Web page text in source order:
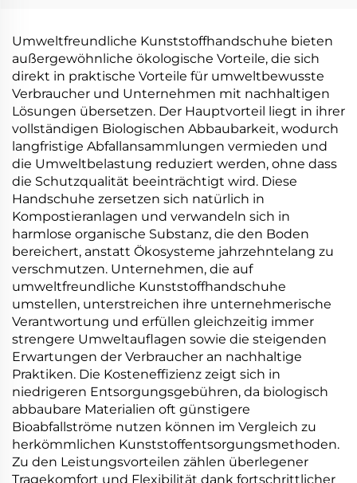
Umweltfreundliche Kunststoffhandschuhe bieten
außergewöhnliche ökologische Vorteile, die sich
direkt in praktische Vorteile für umweltbewusste
Verbraucher und Unternehmen mit nachhaltigen
Lösungen übersetzen. Der Hauptvorteil liegt in ihrer
vollständigen Biologischen Abbaubarkeit, wodurch
langfristige Abfallansammlungen vermieden und
die Umweltbelastung reduziert werden, ohne dass
die Schutzqualität beeinträchtigt wird. Diese
Handschuhe zersetzen sich natürlich in
Kompostieranlagen und verwandeln sich in
harmlose organische Substanz, die den Boden
bereichert, anstatt Ökosysteme jahrzehntelang zu
verschmutzen. Unternehmen, die auf
umweltfreundliche Kunststoffhandschuhe
umstellen, unterstreichen ihre unternehmerische
Verantwortung und erfüllen gleichzeitig immer
strengere Umweltauflagen sowie die steigenden
Erwartungen der Verbraucher an nachhaltige
Praktiken. Die Kosteneffizienz zeigt sich in
niedrigeren Entsorgungsgebühren, da biologisch
abbaubare Materialien oft günstigere
Bioabfallströme nutzen können im Vergleich zu
herkömmlichen Kunststoffentsorgungsmethoden.
Zu den Leistungsvorteilen zählen überlegener
Tragekomfort und Flexibilität dank fortschrittlicher